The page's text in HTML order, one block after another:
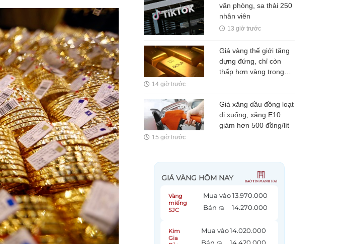
văn phòng, sa thải 250
nhân viên
13 giờ trước
Giá vàng thế giới tăng
dựng đứng, chỉ còn
thấp hơn vàng trong
14 giờ trước
Giá xăng dầu đồng loạt
đi xuống, xăng E10
giảm hơn 500 đồng/lít
15 giờ trước